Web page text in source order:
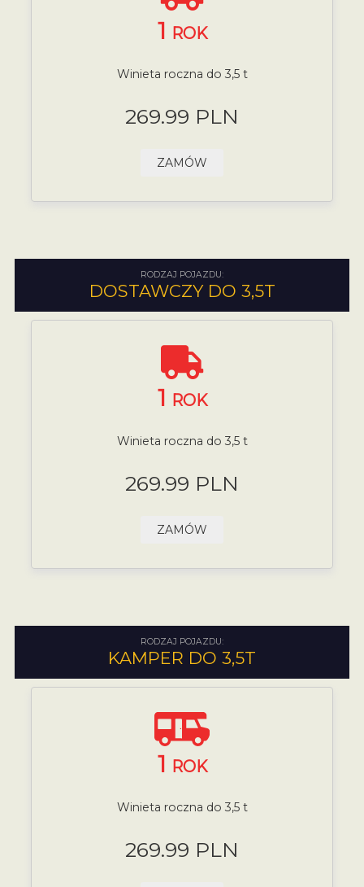
1 ROK
Winieta roczna do 3,5 t
269.99 PLN
ZAMÓW
RODZAJ POJAZDU:
DOSTAWCZY DO 3,5T
1 ROK
Winieta roczna do 3,5 t
269.99 PLN
ZAMÓW
RODZAJ POJAZDU:
KAMPER DO 3,5T
1 ROK
Winieta roczna do 3,5 t
269.99 PLN